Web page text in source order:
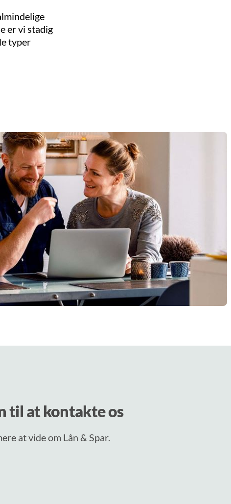
er vi stadig
typer
til at kontakte os
at vide om Lån & Spar.